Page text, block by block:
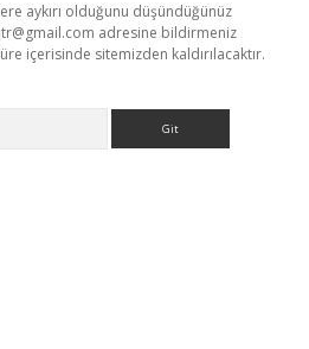
aykırı olduğunu düşündüğünüz
adresine bildirmeniz
içerisinde sitemizden kaldırılacaktır.